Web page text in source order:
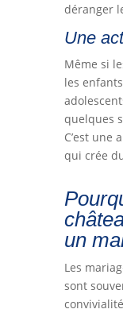
déranger
Une
Même si
les
quelques
C’est une
qui crée
un
Les
sont